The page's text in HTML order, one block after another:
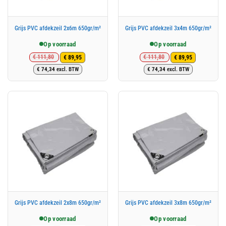
Grijs PVC afdekzeil 2x6m 650gr/m²
Op voorraad
€111,80
Oorspronkelijke
prijs
was:
€ 89,95
Huidige
prijs
is:
€ 74,34 excl. BTW
Grijs PVC afdekzeil 3x4m 650gr/m²
Op voorraad
€111,80
Oorspronkelijke
prijs
was:
€ 89,95
Huidige
prijs
is:
€ 74,34 excl. BTW
Grijs PVC afdekzeil 2x8m 650gr/m²
Op voorraad
Grijs PVC afdekzeil 3x8m 650gr/m²
Op voorraad